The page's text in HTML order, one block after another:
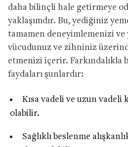
daha bilinçli hale getirmeye
yaklaşımdır. Bu, yediğiniz
tamamen deneyimlemenizi
vücudunuz ve zihniniz
etmenizi içerir. Farkındalıkla
faydaları şunlardır:
Kısa vadeli ve uzun vadeli
olabilir.
Sağlıklı beslenme